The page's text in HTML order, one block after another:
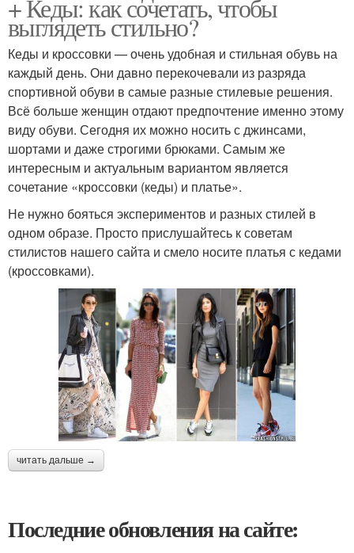
+ Кеды: как сочетать, чтобы
выглядеть стильно?
Кеды и кроссовки — очень удобная и стильная обувь на
каждый день. Они давно перекочевали из разряда
спортивной обуви в самые разные стилевые решения.
Всё больше женщин отдают предпочтение именно этому
виду обуви. Сегодня их можно носить с джинсами,
шортами и даже строгими брюками. Самым же
интересным и актуальным вариантом является
сочетание «кроссовки (кеды) и платье».
Не нужно бояться экспериментов и разных стилей в
одном образе. Просто прислушайтесь к советам
стилистов нашего сайта и смело носите платья с кедами
(кроссовками).
читать дальше →
Последние обновления на сайте: